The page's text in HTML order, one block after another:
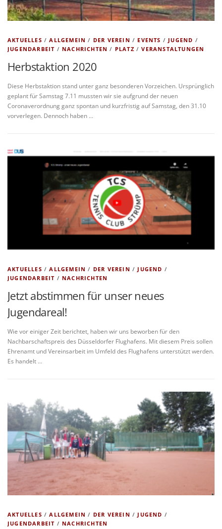
AKTUELLES /ALLGEMEIN / DER VEREIN / EVENTS / JUGEND /
JUGENDARBEIT / NACHRICHTEN / PLATZ/VERANSTALTUNGEN
Herbstaktion 2020
Diese Herbstaktion stand unter ganz besonderen Vorzeichen. Ursprünglich
geplant für Samstag 7.11 mussten wir sie aufgrund der neuen
Coronaverordnung ganz spontan und kurzfristig auf Samstag, den 31.10
vorverlegen. Dennoch haben …
AKTUELLES /ALLGEMEIN / DER VEREIN / JUGEND /
JUGENDARBEIT / NACHRICHTEN
Jetzt abstimmen für unser neues
Jugendareal!
Wie vor einiger Zeit berichtet, haben wir uns beworben für den
Nachbarschaftspreis des Düsseldorfer Flughafens. Mit diesem Preis sollen
Ehrenamt und Vereinsarbeit im Umfeld des Flughafens unterstützt werden.
Es handelt …
AKTUELLES /ALLGEMEIN / DER VEREIN / JUGEND /
JUGENDARBEIT / NACHRICHTEN